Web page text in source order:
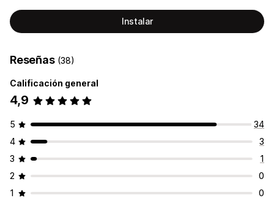
Instalar
Reseñas (38)
Calificación general
4,9
5
34
4
3
3
1
2
0
1
0